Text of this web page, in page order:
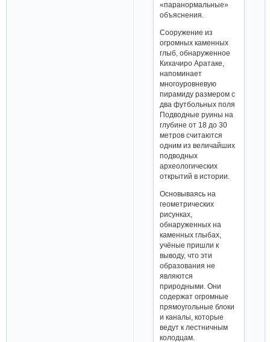
«паранормальные»
объяснения.
Сооружение из
огромных каменных
глыб, обнаруженное
Кихачиро Аратаке,
напоминает
многоуровневую
пирамиду размером с
два футбольных поля
Подводные руины на
глубине от 18 до 30
метров считаются
одним из величайших
подводных
археологических
открытий в истории.
Основываясь на
геометрических
рисунках,
обнаруженных на
каменных глыбах,
учёные пришли к
выводу, что эти
образования не
являются
природными. Они
содержат огромные
прямоугольные блоки
и каналы, которые
ведут к лестничным
колодцам.